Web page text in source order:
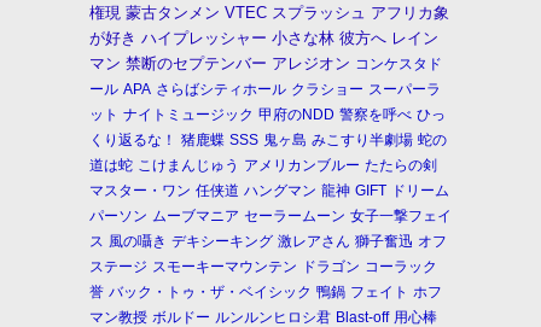
権現 蒙古タンメン VTEC スプラッシュ アフリカ象
が好き ハイプレッシャー 小さな林 彼方へ レイン
マン 禁断のセプテンバー アレジオン コンケスタド
ール APA さらばシティホール クラショー スーパーラ
ット ナイトミュージック 甲府のNDD 警察を呼べ ひっ
くり返るな！
猪鹿蝶 SSS 鬼ヶ島 みこすり半劇場 蛇の
道は蛇 こけまんじゅう アメリカンブルー たたらの剣
マスター・ワン 任侠道 ハングマン 龍神 GIFT ドリーム
パーソン ムーブマニア セーラームーン 女子一撃フェイ
ス 風の囁き デキシーキング 激レアさん 獅子奮迅 オフ
ステージ スモーキーマウンテン ドラゴン コーラック
誉 バック・トゥ・ザ・ベイシック 鴨鍋 フェイト ホフ
マン教授 ボルドー ルンルンヒロシ君 Blast-off 用心棒